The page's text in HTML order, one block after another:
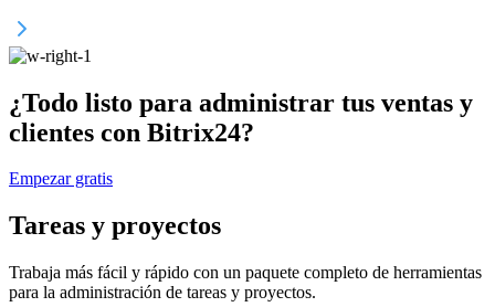
¿Todo listo para administrar tus ventas y
clientes con Bitrix24?
Empezar gratis
Tareas y proyectos
Trabaja más fácil y rápido con un paquete completo de herramientas
para la administración de tareas y proyectos.